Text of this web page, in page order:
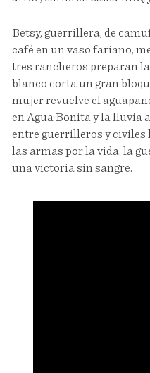
Betsy, guerrillera, de
café en un vaso fariano,
tres rancheros preparan
blanco corta un gran
mujer revuelve el
en Agua Bonita y la lluvia
entre guerrilleros y civiles
las armas por la vida, la
una victoria sin sangre.